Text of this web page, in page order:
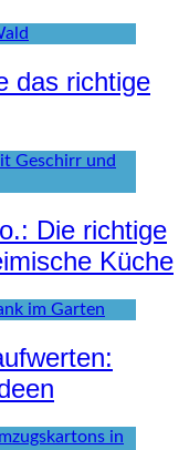
das richtige
Die richtige
Küche